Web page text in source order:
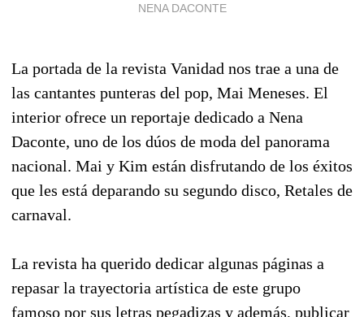
NENA DACONTE
La portada de la revista Vanidad nos trae a una de
las cantantes punteras del pop, Mai Meneses. El
interior ofrece un reportaje dedicado a Nena
Daconte, uno de los dúos de moda del panorama
nacional. Mai y Kim están disfrutando de los éxitos
que les está deparando su segundo disco, Retales de
carnaval.
La revista ha querido dedicar algunas páginas a
repasar la trayectoria artística de este grupo
famoso por sus letras pegadizas y además, publicar